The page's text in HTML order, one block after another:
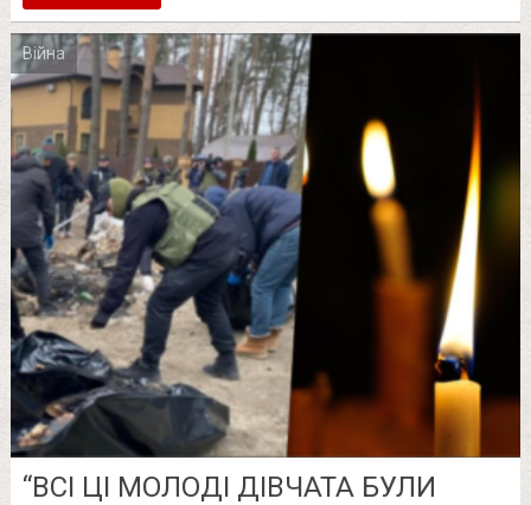
Війна
“ВСІ ЦІ МОЛОДІ ДІВЧАТА БУЛИ